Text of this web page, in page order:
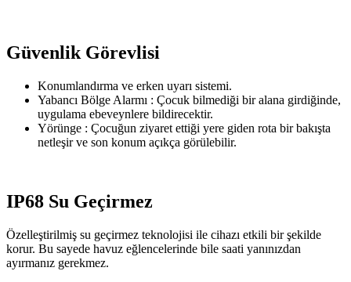
Güvenlik Görevlisi
Konumlandırma ve erken uyarı sistemi.
Yabancı Bölge Alarmı : Çocuk bilmediği bir alana girdiğinde,
uygulama ebeveynlere bildirecektir.
Yörünge : Çocuğun ziyaret ettiği yere giden rota bir bakışta
netleşir ve son konum açıkça görülebilir.
IP68 Su Geçirmez
Özelleştirilmiş su geçirmez teknolojisi ile cihazı etkili bir şekilde
korur. Bu sayede havuz eğlencelerinde bile saati yanınızdan
ayırmanız gerekmez.